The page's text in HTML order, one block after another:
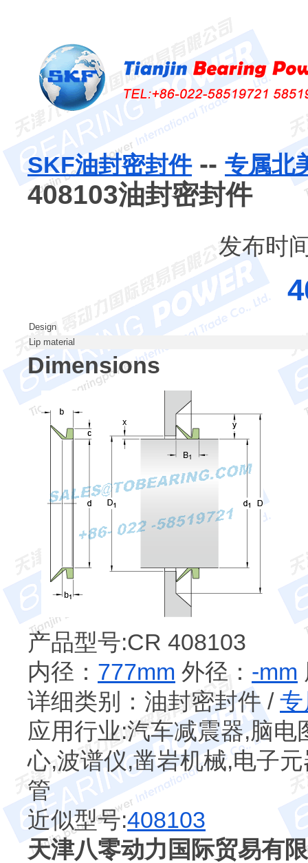
SKF油封密封件-- 专属北
408103油封密封件
发布时
Design
Lip material
Dimensions
产品型号:CR 408103
内径： 777mm 外径： -mm
详细类别：油封密封件 /
应用行业:汽车减震器,脑
心,波谱仪,凿岩机械,电子
管
近似型号:408103
天津八零动力国际贸易有